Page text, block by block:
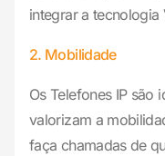
integrar a tecnologia
2. Mobilidade
Os Telefones IP são
valorizam a
faça chamadas de